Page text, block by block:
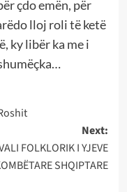
çdo emën, për
lloj roli të ketë
ky libër ka me i
Next:
FOLKLORIK I YJEVE
SHQIPTARE